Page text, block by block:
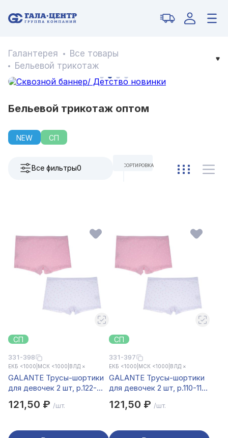
Галантерея
Все товары
Бельевой трикотаж
Бельевой трикотаж оптом
NEW СП
Все фильтры0
СОРТИРОВКА
СП
331-398
ЕКБ <1000 МСК <1000 ВЛД ×
GALANTE Трусы-шортики
для девочек 2 шт, р.122-
5%спандекс,
121,50 ₽ /шт.
СП
331-397
ЕКБ <1000 МСК <1000 ВЛД ×
GALANTE Трусы-шортики
для девочек 2 шт, р.110-116,
разноцветный, НБ25-24
121,50 ₽ /шт.